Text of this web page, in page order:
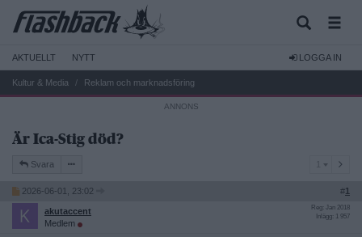
AKTUELLT NYTT LOGGA IN
Kultur & Media Reklam och marknadsföring
Är Ica-Stig död?
Svara
2026-06-01, 23:02 #1
akutaccent
Medlem
Reg: Jan 2018
Inlägg: 1 957